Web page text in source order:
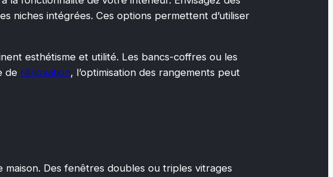
niches intégrées. Ces options permettent d’utiliser
esthétisme et utilité. Les bancs-coffres ou les
de rénovation, l’optimisation des rangements peut
Des fenêtres doubles ou triples vitrages